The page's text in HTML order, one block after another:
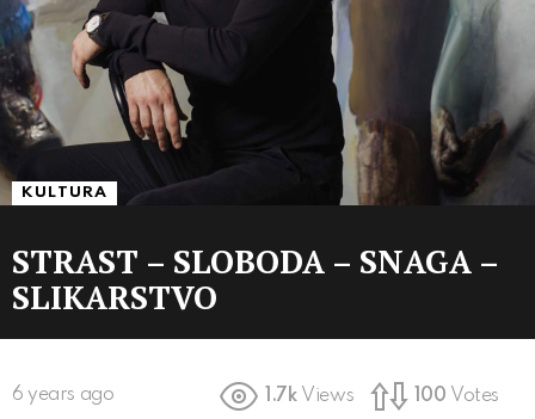
KULTURA
STRAST – SLOBODA – SNAGA –
SLIKARSTVO
6 years ago 1.7k Views 100 Votes